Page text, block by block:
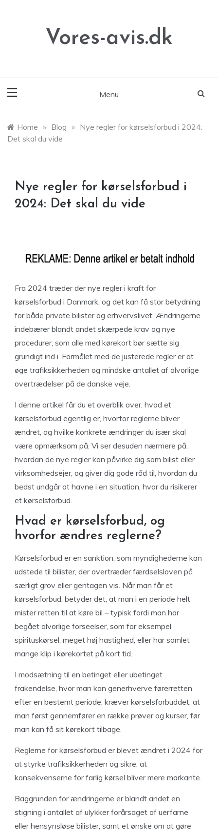
Vores-avis.dk
Menu
Home » Blog » Nye regler for kørselsforbud i 2024:
Det skal du vide
Nye regler for kørselsforbud i
2024: Det skal du vide
Fra 2024 træder der nye regler i kraft for
kørselsforbud i Danmark, og det kan få stor betydning
for både private bilister og erhvervslivet. Ændringerne
indebærer blandt andet skærpede krav og nye
procedurer, som alle med kørekort bør sætte sig
grundigt ind i. Formålet med de justerede regler er at
øge trafiksikkerheden og mindske antallet af alvorlige
overtrædelser på de danske veje.
I denne artikel får du et overblik over, hvad et
kørselsforbud egentlig er, hvorfor reglerne bliver
ændret, og hvilke konkrete ændringer du især skal
være opmærksom på. Vi ser desuden nærmere på,
hvordan de nye regler kan påvirke dig som bilist eller
virksomhedsejer, og giver dig gode råd til, hvordan du
bedst undgår at havne i en situation, hvor du risikerer
et kørselsforbud.
Hvad er kørselsforbud, og
hvorfor ændres reglerne?
Kørselsforbud er en sanktion, som myndighederne kan
udstede til bilister, der overtræder færdselsloven på
særligt grov eller gentagen vis. Når man får et
kørselsforbud, betyder det, at man i en periode helt
mister retten til at køre bil – typisk fordi man har
begået alvorlige forseelser, som for eksempel
spirituskørsel, meget høj hastighed, eller har samlet
mange klip i kørekortet på kort tid.
I modsætning til en betinget eller ubetinget
frakendelse, hvor man kan generhverve førerretten
efter en bestemt periode, kræver kørselsforbuddet, at
man først gennemfører en række prøver og kurser, før
man kan få sit kørekort tilbage.
Reglerne for kørselsforbud er blevet ændret i 2024 for
at styrke trafiksikkerheden og sikre, at
konsekvenserne for farlig kørsel bliver mere markante.
Baggrunden for ændringerne er blandt andet en
stigning i antallet af ulykker forårsaget af uerfarne
eller hensynsløse bilister, samt et ønske om at gøre